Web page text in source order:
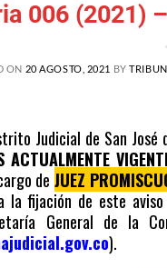
006 (2021)
ON 20 AGOSTO, 2021 BY
Judicial de San
ACTUALMENTE
de JUEZ
la fijación de este
General de la
).